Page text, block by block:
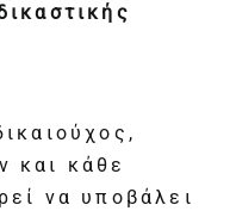
και κάθε
να υποβάλει